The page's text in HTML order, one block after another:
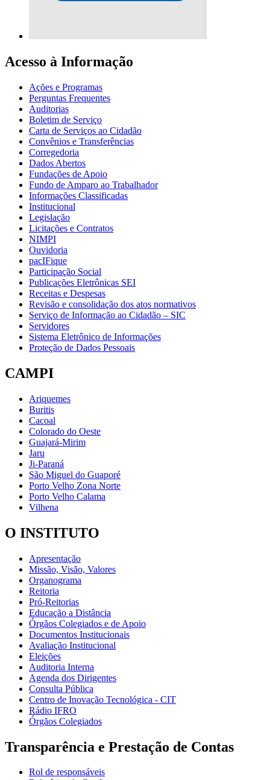
Acesso à Informação
Ações e Programas
Perguntas Frequentes
Auditorias
Boletim de Serviço
Carta de Serviços ao Cidadão
Convênios e Transferências
Corregedoria
Dados Abertos
Fundações de Apoio
Fundo de Amparo ao Trabalhador
Informações Classificadas
Institucional
Legislação
Licitações e Contratos
NIMPI
Ouvidoria
pacIFique
Participação Social
Publicações Eletrônicas SEI
Receitas e Despesas
Revisão e consolidação dos atos normativos
Serviço de Informação ao Cidadão – SIC
Servidores
Sistema Eletrônico de Informações
Proteção de Dados Pessoais
CAMPI
Ariquemes
Buritis
Cacoal
Colorado do Oeste
Guajará-Mirim
Jaru
Ji-Paraná
São Miguel do Guaporé
Porto Velho Zona Norte
Porto Velho Calama
Vilhena
O INSTITUTO
Apresentação
Missão, Visão, Valores
Organograma
Reitoria
Pró-Reitorias
Educação a Distância
Órgãos Colegiados e de Apoio
Documentos Institucionais
Avaliação Institucional
Eleições
Auditoria Interna
Agenda dos Dirigentes
Consulta Pública
Centro de Inovação Tecnológica - CIT
Rádio IFRO
Órgãos Colegiados
Transparência e Prestação de Contas
Rol de responsáveis